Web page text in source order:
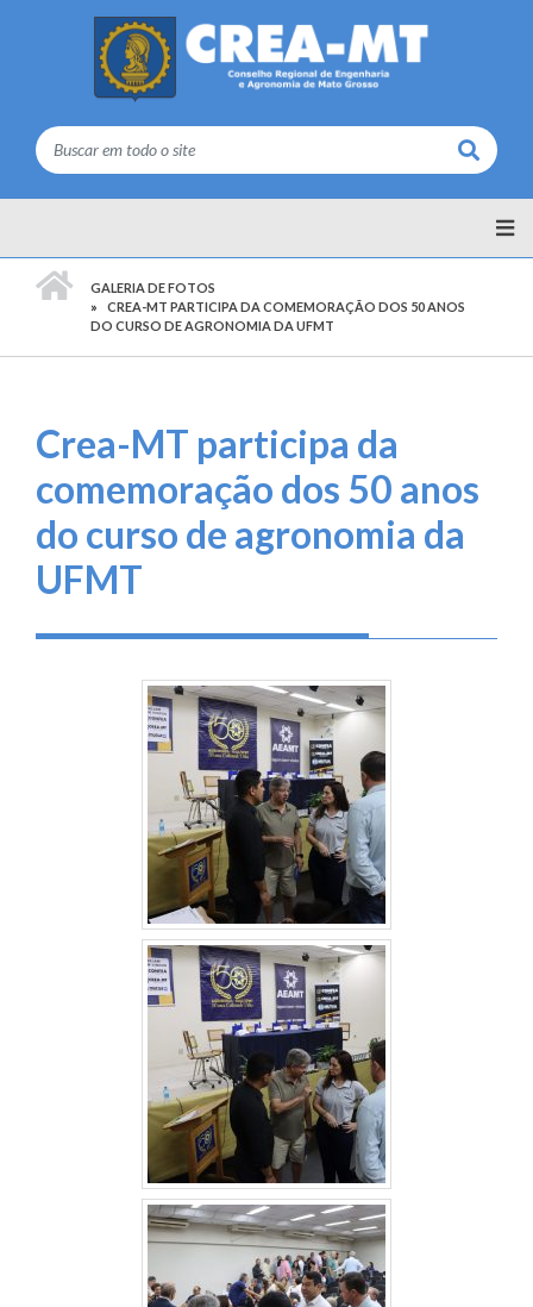
Buscar
GALERIA DE FOTOS
CREA-MT PARTICIPA DA COMEMORAÇÃO DOS 50 ANOS
DO CURSO DE AGRONOMIA DA UFMT
Crea-MT participa da
comemoração dos 50 anos
do curso de agronomia da
UFMT